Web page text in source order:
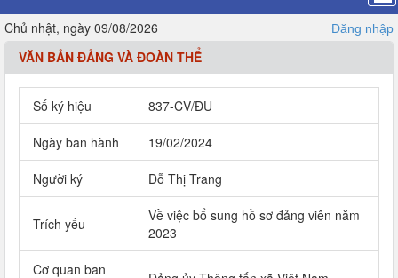
Chủ nhật, ngày 09/08/2026 Đăng nhập
VĂN BẢN ĐẢNG VÀ ĐOÀN THỂ
Số ký hiệu 837-CV/ĐU
Ngày ban hành 19/02/2024
Người ký Đỗ Thị Trang
Trích yếu
Về việc bổ sung hồ sơ đảng viên năm
2023
Cơ quan ban